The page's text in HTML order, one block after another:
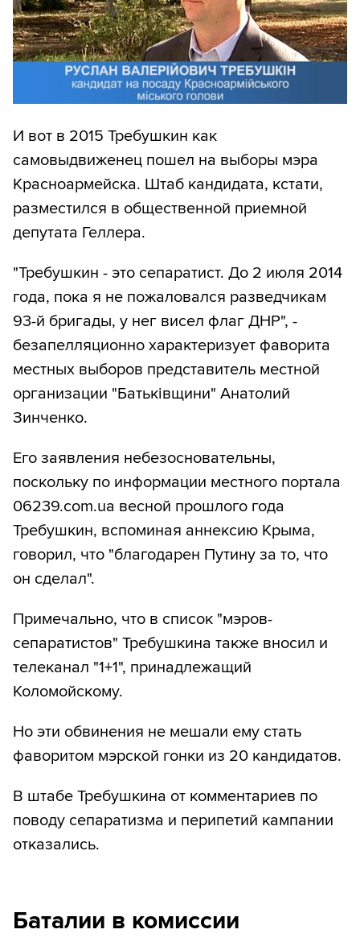
И вот в 2015 Требушкин как
самовыдвиженец пошел на выборы мэра
Красноармейска. Штаб кандидата, кстати,
разместился в общественной приемной
депутата Геллера.
"Требушкин - это сепаратист. До 2 июля 2014
года, пока я не пожаловался разведчикам
93-й бригады, у нег висел флаг ДНР", -
безапелляционно характеризует фаворита
местных выборов представитель местной
организации "Батьківщини" Анатолий
Зинченко.
Его заявления небезосновательны,
поскольку по информации местного портала
06239.com.ua весной прошлого года
Требушкин, вспоминая аннексию Крыма,
говорил, что "благодарен Путину за то, что
он сделал".
Примечально, что в список "мэров-
сепаратистов" Требушкина также вносил и
телеканал "1+1", принадлежащий
Коломойскому.
Но эти обвинения не мешали ему стать
фаворитом мэрской гонки из 20 кандидатов.
В штабе Требушкина от комментариев по
поводу сепаратизма и перипетий кампании
отказались.
Баталии в комиссии